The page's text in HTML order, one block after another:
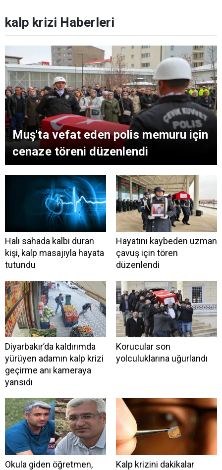
kalp krizi Haberleri
Muş'ta vefat eden polis memuru için
cenaze töreni düzenlendi
Halı sahada kalbi duran
kişi, kalp masajıyla hayata
tutundu
Hayatını kaybeden uzman
çavuş için tören
düzenlendi
Diyarbakır’da kaldırımda
yürüyen adamın kalp krizi
geçirme anı kameraya
yansıdı
Korucular son
yolculuklarına uğurlandı
Okula giden öğretmen,
Kalp krizini dakikalar